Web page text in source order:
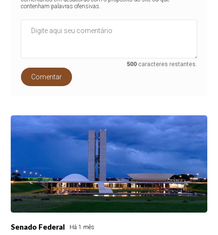
contenham palavras ofensivas.
500 caracteres restantes.
Comentar
Senado Federal Há 1 mês